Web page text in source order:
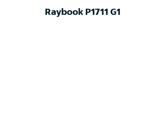
Raybook P1711 G1